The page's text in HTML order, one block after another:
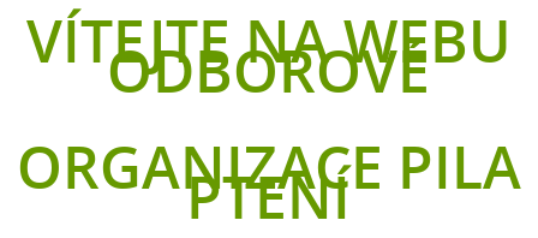
VÍTEJTE NA WEBU
ODBOROVÉ
ORGANIZACE PILA
PTENÍ